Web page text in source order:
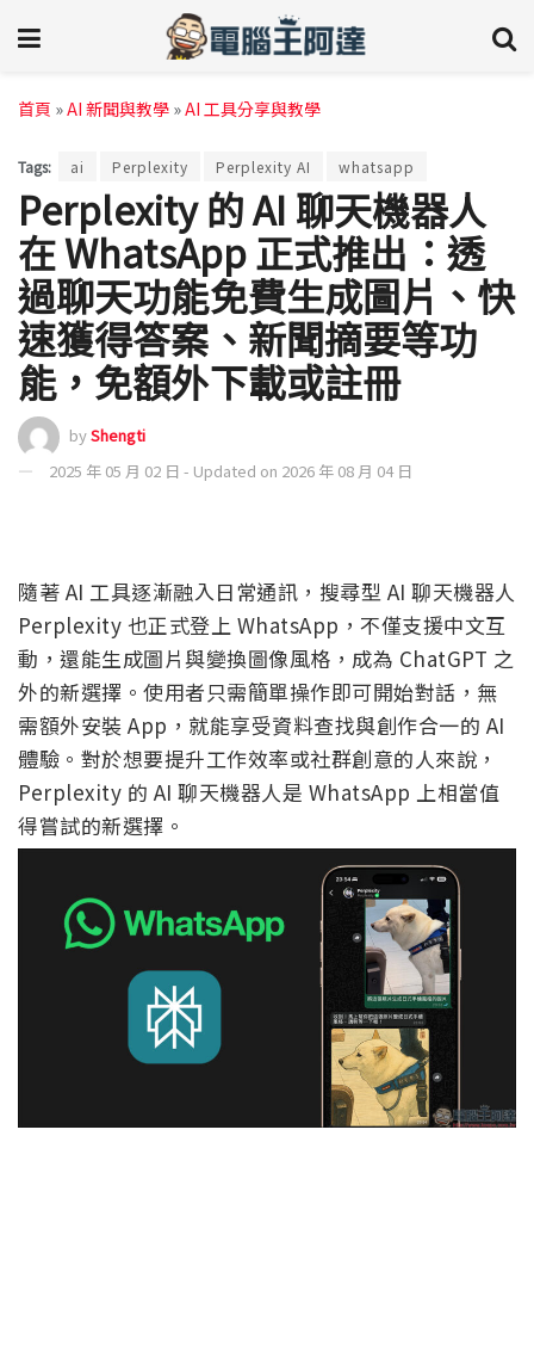
首頁 »AI 新聞與教學 »AI 工具分享與教學
Tags: ai Perplexity Perplexity AI whatsapp
Perplexity 的 AI 聊天機器人
在 WhatsApp 正式推出：透
過聊天功能免費生成圖片、快
速獲得答案、新聞摘要等功
能，免額外下載或註冊
byShengti
2025 年 05 月 02 日 - Updated on 2026 年 08 月 04 日
隨著 AI 工具逐漸融入日常通訊，搜尋型 AI 聊天機器人
Perplexity 也正式登上 WhatsApp，不僅支援中文互
動，還能生成圖片與變換圖像風格，成為 ChatGPT 之
外的新選擇。使用者只需簡單操作即可開始對話，無
需額外安裝 App，就能享受資料查找與創作合一的 AI
體驗。對於想要提升工作效率或社群創意的人來說，
Perplexity 的 AI 聊天機器人是 WhatsApp 上相當值
得嘗試的新選擇。